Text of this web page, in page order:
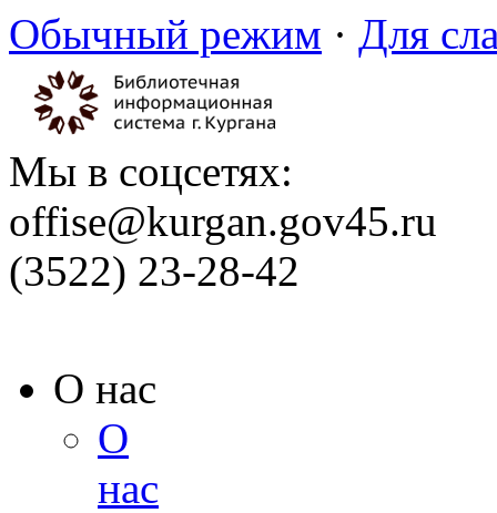
Обычный режим · Для
Мы в соцсетях:
offise@kurgan.gov45.ru
(3522) 23-28-42
О нас
О
нас